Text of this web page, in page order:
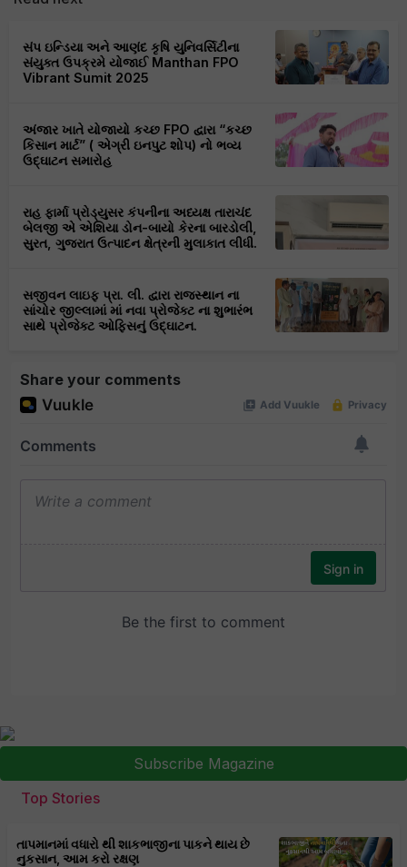
સંપ ઇન્ડિયા અને આણંદ કૃષિ યુનિવર્સિટીના
સંયુક્ત ઉપક્રમે યોજાઈ Manthan FPO
Vibrant Sumit 2025
અંજાર ખાતે યોજાયો કચ્છ FPO દ્વારા “કચ્છ
કિસાન માર્ટ” ( એગ્રી ઇનપુટ શોપ) નો ભવ્ય
ઉદ્ઘાટન સમારોહ
રાહ ફાર્મા પ્રોડ્યુસર કંપનીના અધ્યક્ષ તારાચંદ
બેલજી એ એશિયા ડોન-બાયો કેરના બારડોલી,
સુરત, ગુજરાત ઉત્પાદન ક્ષેત્રની મુલાકાત લીધી.
સજીવન લાઇફ પ્રા. લી. દ્વારા રાજસ્થાન ના
સાંચોર જીલ્લામાં માં નવા પ્રોજેક્ટ ના શુભારંભ
સાથે પ્રોજેક્ટ ઓફિસનું ઉદ્ઘાટન.
Share your comments
Subscribe Magazine
Top Stories
તાપમાનમાં વધારો થી શાકભાજીના પાકને થાય છે
નુકસાન, આમ કરો રક્ષણ